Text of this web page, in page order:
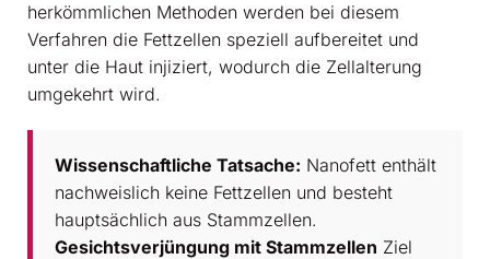
herkömmlichen Methoden werden bei diesem
Verfahren die Fettzellen speziell aufbereitet und
unter die Haut injiziert, wodurch die Zellalterung
umgekehrt wird.
Wissenschaftliche Tatsache: Nanofett enthält
nachweislich keine Fettzellen und besteht
hauptsächlich aus Stammzellen.
Gesichtsverjüngung mit Stammzellen Ziel